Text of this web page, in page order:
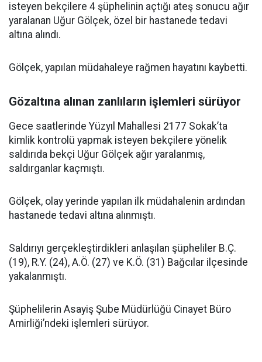
isteyen bekçilere 4 şüphelinin açtığı ateş sonucu ağır
yaralanan Uğur Gölçek, özel bir hastanede tedavi
altına alındı.
Gölçek, yapılan müdahaleye rağmen hayatını kaybetti.
Gözaltına alınan zanlıların işlemleri sürüyor
Gece saatlerinde Yüzyıl Mahallesi 2177 Sokak’ta
kimlik kontrolü yapmak isteyen bekçilere yönelik
saldırıda bekçi Uğur Gölçek ağır yaralanmış,
saldırganlar kaçmıştı.
Gölçek, olay yerinde yapılan ilk müdahalenin ardından
hastanede tedavi altına alınmıştı.
Saldırıyı gerçekleştirdikleri anlaşılan şüpheliler B.Ç.
(19), R.Y. (24), A.Ö. (27) ve K.Ö. (31) Bağcılar ilçesinde
yakalanmıştı.
Şüphelilerin Asayiş Şube Müdürlüğü Cinayet Büro
Amirliği’ndeki işlemleri sürüyor.